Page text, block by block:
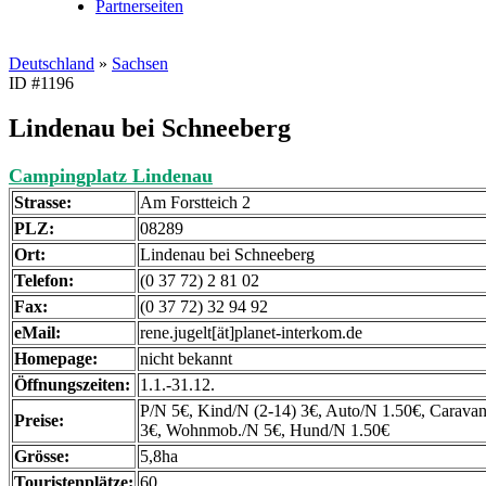
Partnerseiten
Deutschland » Sachsen
ID #1196
Lindenau bei Schneeberg
Campingplatz Lindenau
Strasse:
Am Forstteich 2
PLZ:
08289
Ort:
Lindenau bei Schneeberg
Telefon:
(0 37 72) 2 81 02
Fax:
(0 37 72) 32 94 92
eMail:
rene.jugelt[ät]planet-interkom.de
Homepage:
nicht bekannt
Öffnungszeiten:
1.1.-31.12.
Preise:
P/N 5€, Kind/N (2-14) 3€, Auto/N 1.50€,
3€, Wohnmob./N 5€, Hund/N 1.50€
Grösse:
5,8ha